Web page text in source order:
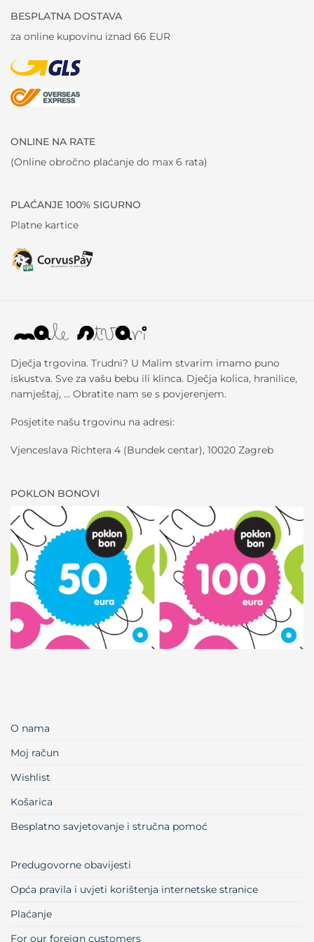
BESPLATNA DOSTAVA
za online kupovinu iznad 66 EUR
ONLINE NA RATE
(Online obročno plaćanje do max 6 rata)
PLAĆANJE 100% SIGURNO
Platne kartice
Dječja trgovina. Trudni? U Malim stvarim imamo puno
iskustva. Sve za vašu bebu ili klinca. Dječja kolica, hranilice,
namještaj, … Obratite nam se s povjerenjem.
Posjetite našu trgovinu na adresi:
Vjenceslava Richtera 4 (Bundek centar), 10020 Zagreb
POKLON BONOVI
O nama
Moj račun
Wishlist
Košarica
Besplatno savjetovanje i stručna pomoć
Predugovorne obavijesti
Opća pravila i uvjeti korištenja internetske stranice
Plaćanje
For our foreign customers